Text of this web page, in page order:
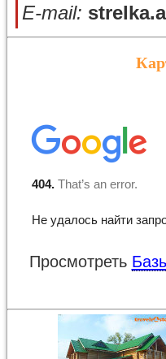
E-mail:
Просмотреть